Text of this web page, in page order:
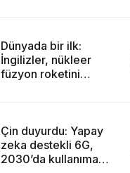
Dünyada bir ilk:
İngilizler, nükleer
füzyon roketini
Çin duyurdu: Yapay
zeka destekli 6G,
2030’da kullanıma